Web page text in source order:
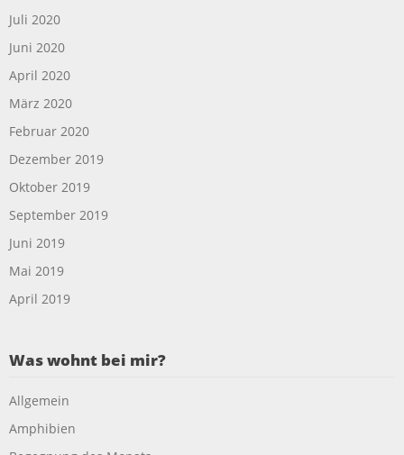
Juli 2020
Juni 2020
April 2020
März 2020
Februar 2020
Dezember 2019
Oktober 2019
September 2019
Juni 2019
Mai 2019
April 2019
Was wohnt bei mir?
Allgemein
Amphibien